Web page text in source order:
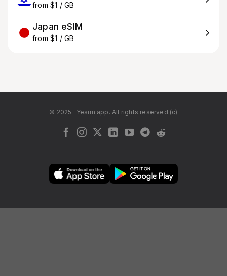
from $1 / GB
Japan eSIM
from $1 / GB
© 2025 Yesim.app. All rights reserved.(c)